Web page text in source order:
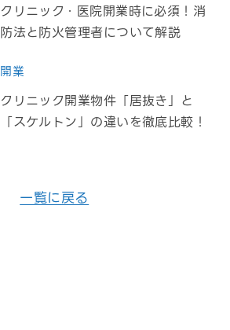
クリニック・医院開業時に必須！消
防法と防火管理者について解説
開業
クリニック開業物件「居抜き」と
「スケルトン」の違いを徹底比較！
一覧に戻る